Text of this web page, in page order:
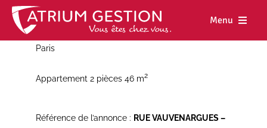
Skip
content
Menu
Paris
Appartement 2 pièces 46 m2
Référence de l’annonce : RUE VAUVENARGUES –